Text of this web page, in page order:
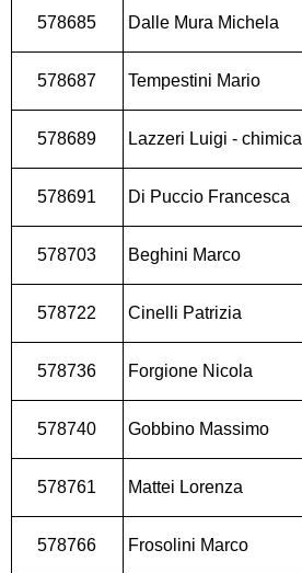
578685 Dalle Mura Michela
578687 Tempestini Mario
578689 Lazzeri Luigi - chimica
578691 Di Puccio Francesca
578703 Beghini Marco
578722 Cinelli Patrizia
578736 Forgione Nicola
578740 Gobbino Massimo
578761 Mattei Lorenza
578766 Frosolini Marco